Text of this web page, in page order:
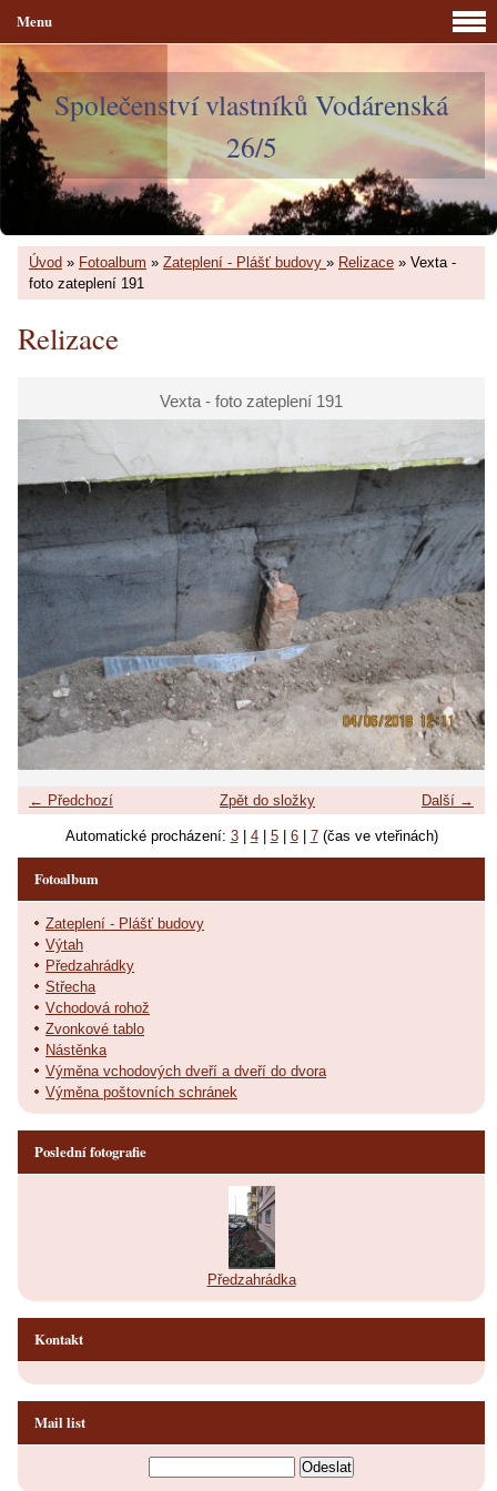
Společenství vlastníků Vodárenská
26/5
Úvod » Fotoalbum » Zateplení - Plášť budovy » Relizace » Vexta -
foto zateplení 191
Relizace
Vexta - foto zateplení 191
← Předchozí Další →
Zpět do složky
Automatické procházení: 3| 4| 5| 6| 7(čas ve vteřinách)
Menu
Fotoalbum
Zateplení - Plášť budovy
Výtah
Předzahrádky
Střecha
Vchodová rohož
Zvonkové tablo
Nástěnka
Výměna vchodových dveří a dveří do dvora
Výměna poštovních schránek
Poslední fotografie
Předzahrádka
Kontakt
Mail list